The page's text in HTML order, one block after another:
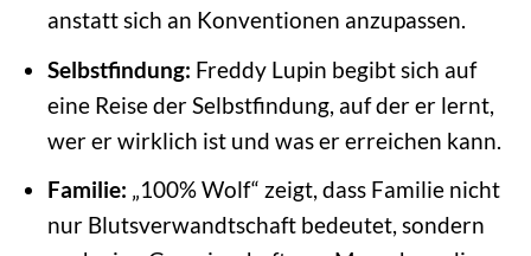
anstatt sich an Konventionen anzupassen.
Selbstfindung: Freddy Lupin begibt sich auf
eine Reise der Selbstfindung, auf der er lernt,
wer er wirklich ist und was er erreichen kann.
Familie: „100% Wolf“ zeigt, dass Familie nicht
nur Blutsverwandtschaft bedeutet, sondern